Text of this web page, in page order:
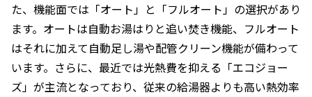
た、機能面では「オート」と「フルオート」の選択があり
ます。オートは自動お湯はりと追い焚き機能、フルオート
はそれに加えて自動足し湯や配管クリーン機能が備わって
います。さらに、最近では光熱費を抑える「エコジョー
ズ」が主流となっており、従来の給湯器よりも高い熱効率